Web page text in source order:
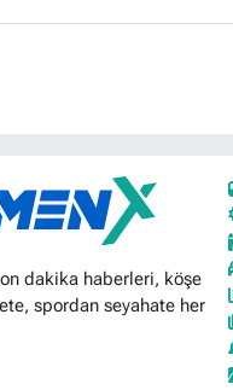
dakika haberleri, köşe
spordan seyahate her